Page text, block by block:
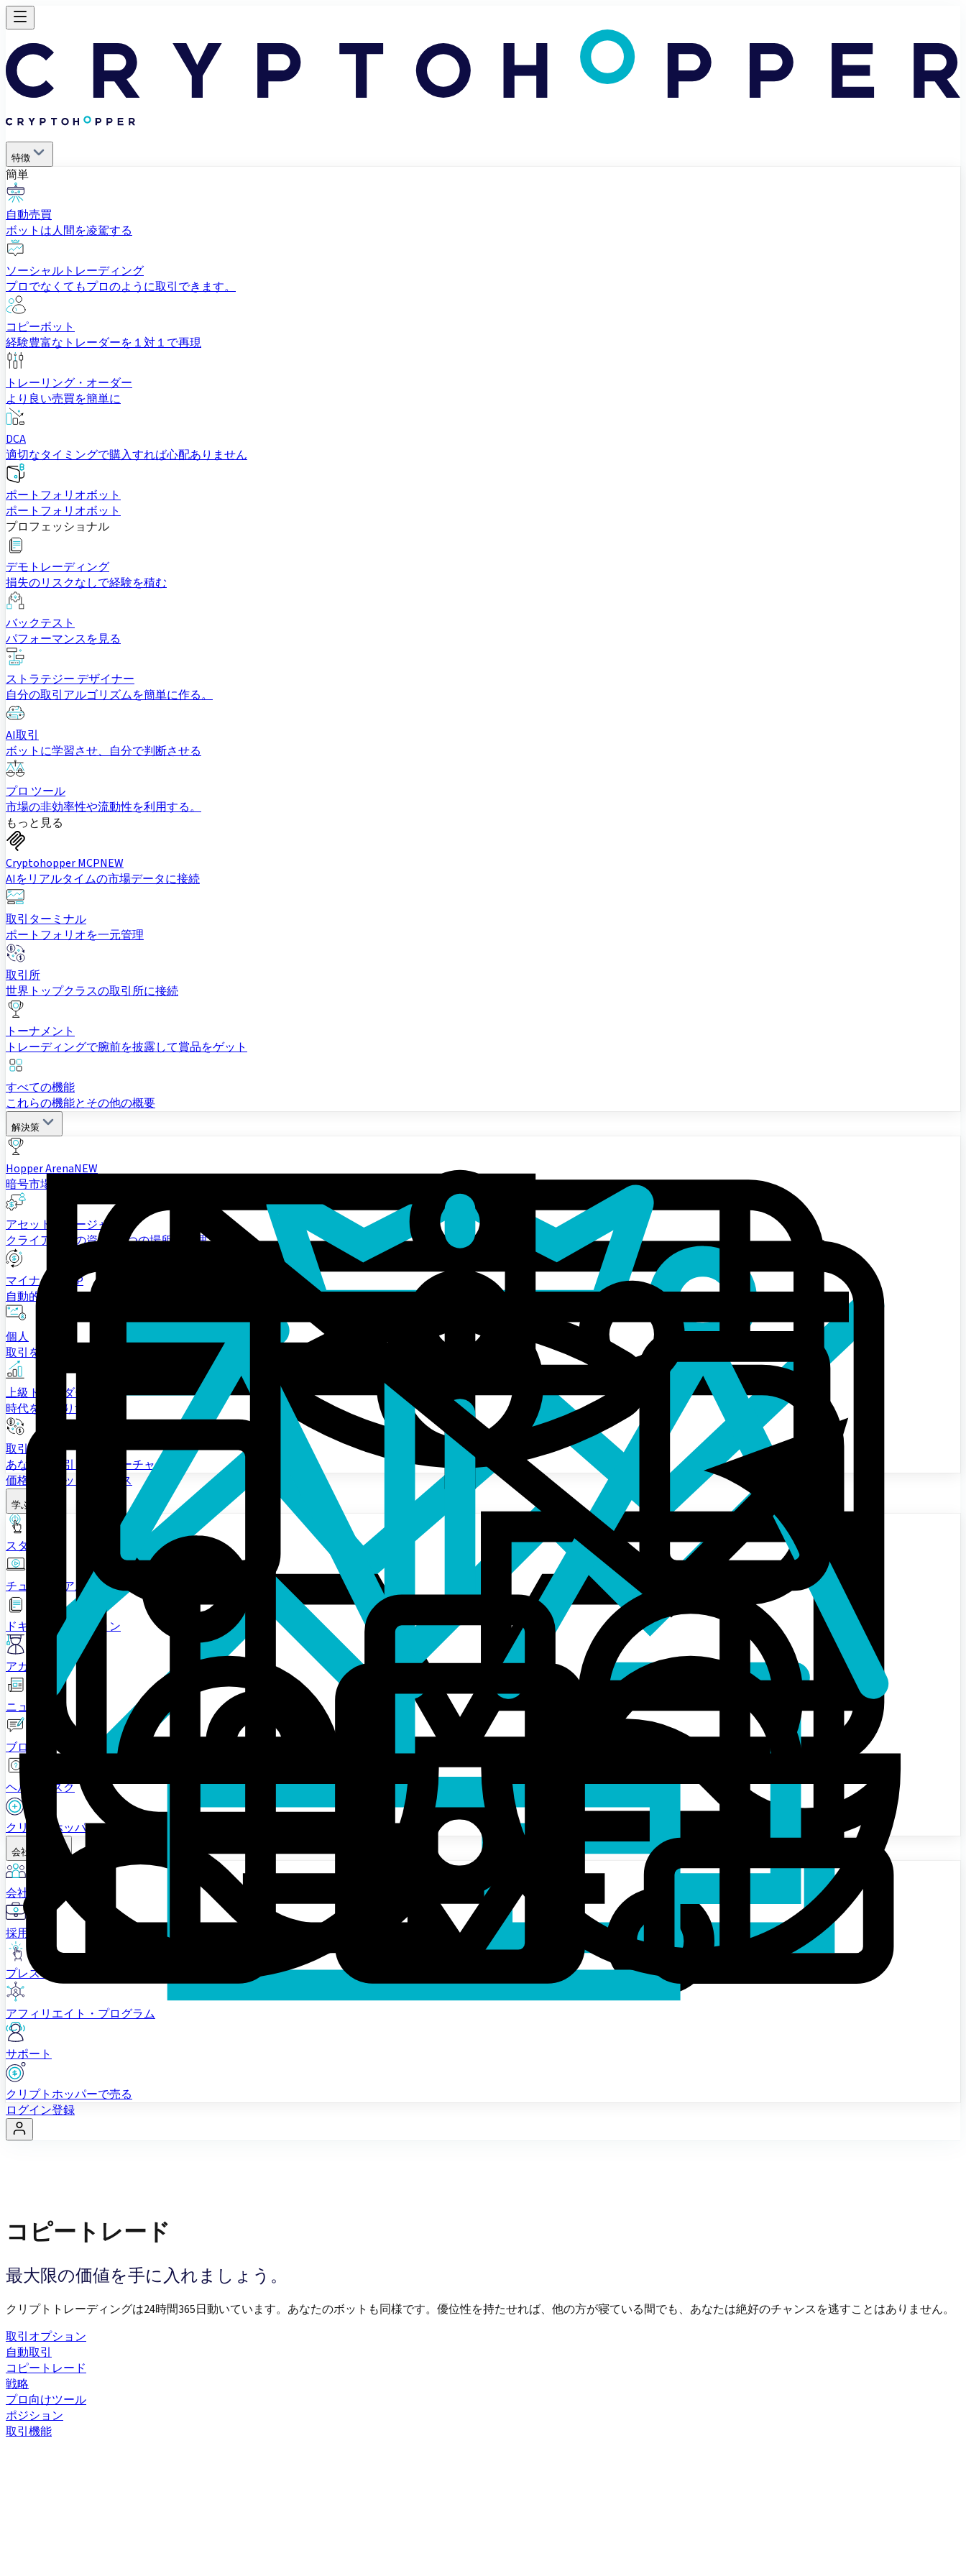
特徴
簡単
自動売買
ボットは人間を凌駕する
ソーシャルトレーディング
プロでなくてもプロのように取引できます。
コピーボット
経験豊富なトレーダーを１対１で再現
トレーリング・オーダー
より良い売買を簡単に
DCA
適切なタイミングで購入すれば心配ありません
ポートフォリオボット
ポートフォリオボット
プロフェッショナル
デモトレーディング
損失のリスクなしで経験を積む
バックテスト
パフォーマンスを見る
ストラテジー デザイナー
自分の取引アルゴリズムを簡単に作る。
AI取引
ボットに学習させ、自分で判断させる
プロ ツール
市場の非効率性や流動性を利用する。
もっと見る
Cryptohopper MCPNEW
AIをリアルタイムの市場データに接続
取引ターミナル
ポートフォリオを一元管理
取引所
世界トップクラスの取引所に接続
トーナメント
トレーディングで腕前を披露して賞品をゲット
すべての機能
これらの機能とその他の概要
解決策
Hopper ArenaNEW
暗号市場でAIモデルが対決する様子を観戦しよう
アセットマネージャー
クライアントの資金を1つの場所で管理
マイナー＆PSP
自動的に 資金を変換する。
個人
取引をスタート
上級トレーダー
時代を先取りする。
取引所
あなたの取引をスーパーチャージ
価格 マーケットプレイス
学ぶ
スタート
チュートリアル
ドキュメンテーション
アカデミー
ニュース
ブログ
ヘルプデスク
クリプトホッパープラス
会社概要
会社概要
採用情報
プレスリリース
アフィリエイト・プログラム
サポート
クリプトホッパーで売る
ログイン登録
コピートレード
最大限の価値を手に入れましょう。
クリプトトレーディングは24時間365日動いています。あなたのボットも同様です。優位性を持たせれば、他の方が寝ている間でも、あなたは絶好のチャンスを逃すことはありません。
取引オプション
自動取引
コピートレード
戦略
プロ向けツール
ポジション
取引機能